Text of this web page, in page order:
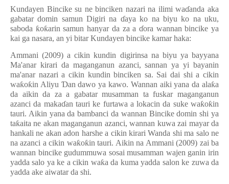
Kundayen Bincike su ne binciken nazari na ilimi waɗanda aka
gabatar domin samun Digiri na ɗaya ko na biyu ko na uku,
saboda ƙoƙarin samun hanyar da za a ɗora wannan bincike ya
kai ga nasara, an yi bitar Kundayen bincike kamar haka:
Ammani (2009) a cikin kundin digirinsa na biyu ya bayyana
Ma'anar kirari da maganganun azanci, sannan ya yi bayanin
ma'anar nazari a cikin kundin binciken sa. Sai dai shi a cikin
waƙoƙin Aliyu Ɗan dawo ya kawo. Wannan aiki yana da alaƙa
da aikin da za a gabatar musamman ta fuskar maganganun
azanci da makaɗan tauri ke furtawa a lokacin da suke waƙoƙin
tauri. Aikin yana da bambanci da wannan Bincike domin shi ya
taƙaita ne akan maganganun azanci, wannan kuwa zai mayar da
hankali ne akan adon harshe a cikin kirari Wanda shi ma salo ne
na azanci a cikin waƙoƙin tauri. Aikin na Ammani (2009) zai ba
wannan bincike gudummuwa sosai musamman wajen ganin irin
yadda salo ya ke a cikin waƙa da kuma yadda salon ke zuwa da
yadda ake aiwatar da shi.